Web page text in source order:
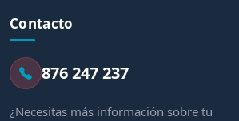
Contacto
876 247 237
¿Necesitas más información sobre tu